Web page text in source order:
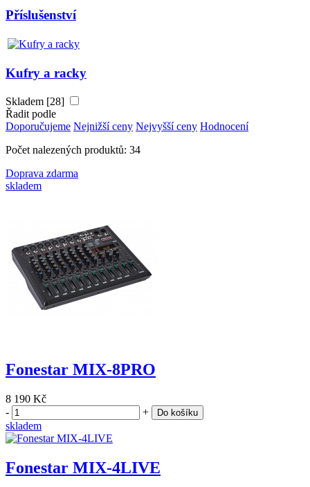
Příslušenství
Kufry a racky
Skladem [28]
Řadit podle
Doporučujeme Nejnižší ceny Nejvyšší ceny Hodnocení
Počet nalezených produktů: 34
Doprava zdarma
skladem
Fonestar MIX-8PRO
8 190 Kč
-
+ Do košíku
skladem
Fonestar MIX-4LIVE